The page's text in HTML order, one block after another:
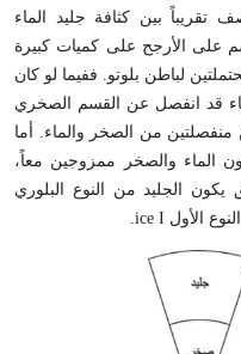
تقريباً بين كثافة جليد الماء
على الأرجح على كميات كبيرة
(4) تركيبتين محتملتين لباطن بلوتو. ففيما لو كان
قد انفصل عن القسم الصخري
منفصلتين من الصخر والماء. أما
الماء والصخر ممزوجين معاً،
الجليد من النوع البلوري